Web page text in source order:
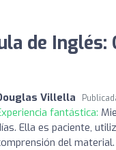
de Inglés:
Villella
fantástica:
Ella es paciente,
del